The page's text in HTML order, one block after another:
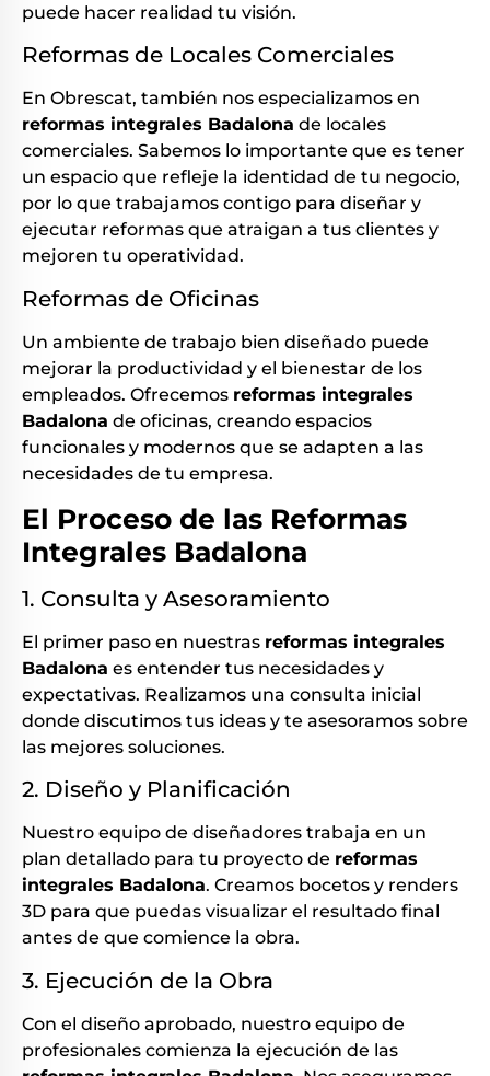
puede hacer realidad tu visión.
Reformas de Locales Comerciales
En Obrescat, también nos especializamos en
reformas integrales Badalona de locales
comerciales. Sabemos lo importante que es tener
un espacio que refleje la identidad de tu negocio,
por lo que trabajamos contigo para diseñar y
ejecutar reformas que atraigan a tus clientes y
mejoren tu operatividad.
Reformas de Oficinas
Un ambiente de trabajo bien diseñado puede
mejorar la productividad y el bienestar de los
empleados. Ofrecemos reformas integrales
Badalona de oficinas, creando espacios
funcionales y modernos que se adapten a las
necesidades de tu empresa.
El Proceso de las Reformas
Integrales Badalona
1. Consulta y Asesoramiento
El primer paso en nuestras reformas integrales
Badalona es entender tus necesidades y
expectativas. Realizamos una consulta inicial
donde discutimos tus ideas y te asesoramos sobre
las mejores soluciones.
2. Diseño y Planificación
Nuestro equipo de diseñadores trabaja en un
plan detallado para tu proyecto de reformas
integrales Badalona. Creamos bocetos y renders
3D para que puedas visualizar el resultado final
antes de que comience la obra.
3. Ejecución de la Obra
Con el diseño aprobado, nuestro equipo de
profesionales comienza la ejecución de las